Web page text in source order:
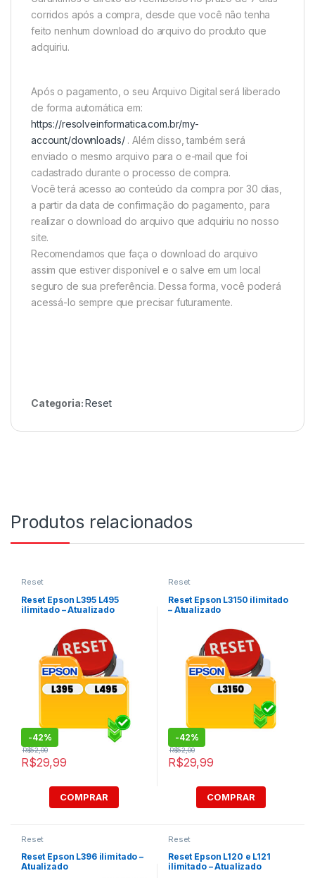
corridos após a compra, desde que você não tenha
feito nenhum download do arquivo do produto que
adquiriu.
Após o pagamento, o seu Arquivo Digital será liberado
de forma automática em:
https://resolveinformatica.com.br/my-
account/downloads/. Além disso, também será
enviado o mesmo arquivo para o e-mail que foi
cadastrado durante o processo de compra.
Você terá acesso ao conteúdo da compra por 30 dias,
a partir da data de confirmação do pagamento, para
realizar o download do arquivo que adquiriu no nosso
site.
Recomendamos que faça o download do arquivo
assim que estiver disponível e o salve em um local
seguro de sua preferência. Dessa forma, você poderá
acessá-lo sempre que precisar futuramente.
Categoria:Reset
Produtos relacionados
Reset
Reset Epson L395 L495
ilimitado – Atualizado
-42%
R$29,99
R$52,00
COMPRAR
Reset
Reset Epson L3150 ilimitado
– Atualizado
-42%
R$29,99
R$52,00
COMPRAR
Reset
Reset Epson L396 ilimitado –
Atualizado
Reset
Reset Epson L120 e L121
ilimitado – Atualizado